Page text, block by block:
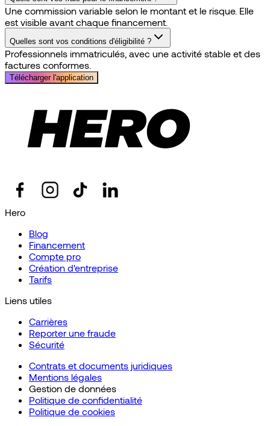
Une commission variable selon le montant et le risque. Elle
est visible avant chaque financement.
Quelles sont vos conditions d'éligibilité ?
Professionnels immatriculés, avec une activité stable et des
factures conformes.
Télécharger l'application
Hero
Blog
Financement
Compte pro
Création d'entreprise
Tarifs
Liens utiles
Carrières
Reporter une fraude
Sécurité
Contrats et documents juridiques
Mentions légales
Gestion de données
Politique de confidentialité
Politique de cookies